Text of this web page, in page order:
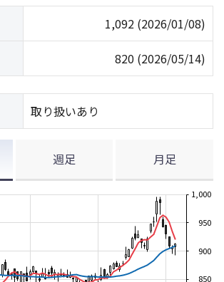
1,092 (2026/01/08)
820 (2026/05/14)
取り扱いあり
週足 月足
850
900
950
1,000